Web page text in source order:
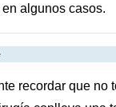
algunos casos.
recordar que